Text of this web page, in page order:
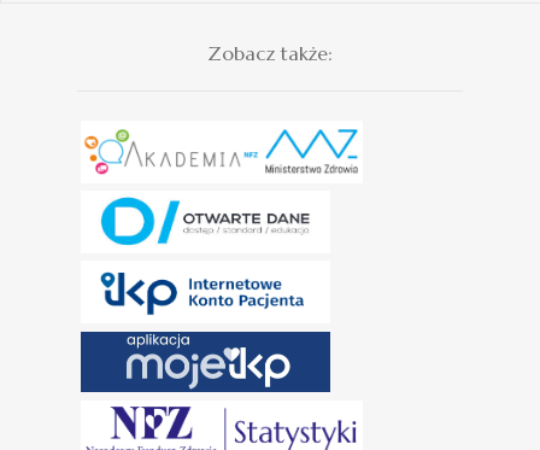
Zobacz także: